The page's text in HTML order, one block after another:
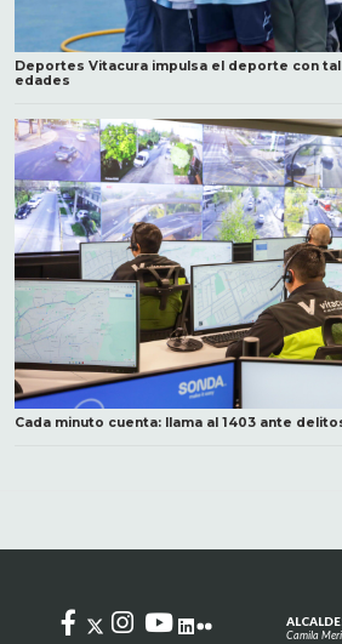
Deportes Vitacura impulsa el deporte con
edades
Cada minuto cuenta: llama al 1403 ante
Camila